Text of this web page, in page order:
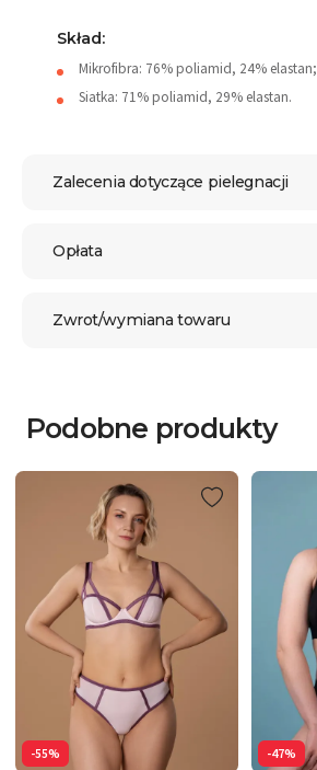
Skład:
Mikrofibra: 76% poliamid, 24% elastan;
Siatka: 71% poliamid, 29% elastan.
Zalecenia dotyczące pielegnacji
Opłata
Zwrot/wymiana towaru
Podobne produkty
-55% -47%